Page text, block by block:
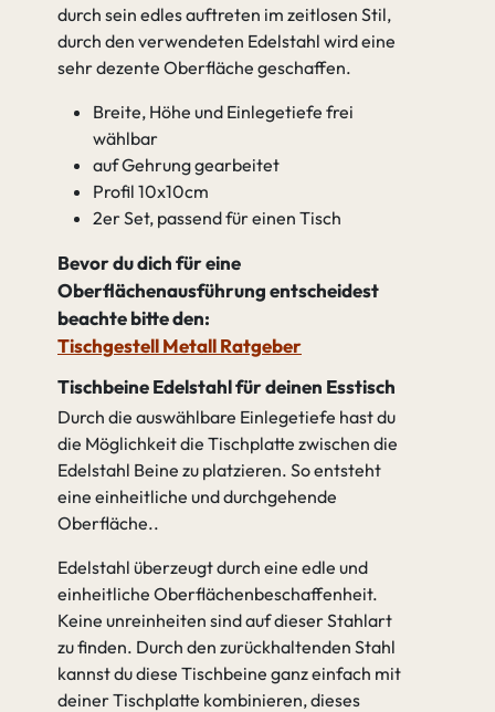
durch sein edles auftreten im zeitlosen Stil,
durch den verwendeten Edelstahl wird eine
sehr dezente Oberfläche geschaffen.
Breite, Höhe und Einlegetiefe frei
wählbar
auf Gehrung gearbeitet
Profil 10x10cm
2er Set, passend für einen Tisch
Bevor du dich für eine
Oberflächenausführung entscheidest
beachte bitte den:
Tischgestell Metall Ratgeber
Tischbeine Edelstahl für deinen Esstisch
Durch die auswählbare Einlegetiefe hast du
die Möglichkeit die Tischplatte zwischen die
Edelstahl Beine zu platzieren. So entsteht
eine einheitliche und durchgehende
Oberfläche.
Edelstahl überzeugt durch eine edle und
einheitliche Oberflächenbeschaffenheit.
Keine unreinheiten sind auf dieser Stahlart
zu finden. Durch den zurückhaltenden Stahl
kannst du diese Tischbeine ganz einfach mit
deiner Tischplatte kombinieren, dieses